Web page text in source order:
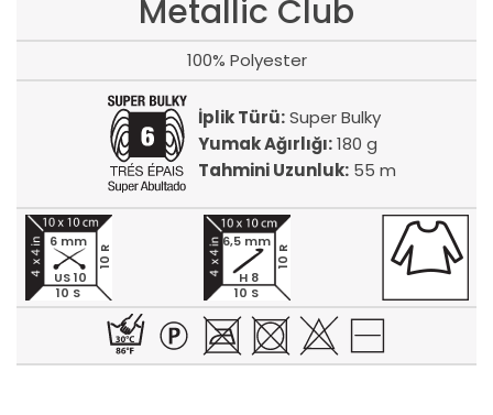
Metallic Club
100% Polyester
İplik Türü:Super Bulky
Yumak Ağırlığı:180 g
Tahmini Uzunluk: 55 m
10 S
10 R
6 mm
US 10
10 S
10 R
6,5 mm
H 8